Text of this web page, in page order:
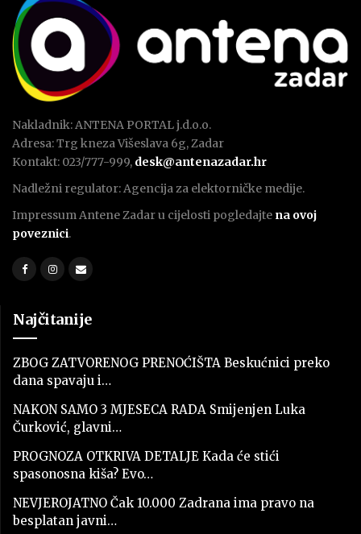
Nakladnik: ANTENA PORTAL j.d.o.o.
Adresa: Trg kneza Višeslava 6g, Zadar
Kontakt: 023/777-999, desk@antenazadar.hr
Nadležni regulator: Agencija za elektorničke medije.
Impressum Antene Zadar u cijelosti pogledajte na ovoj
poveznici.
Najčitanije
ZBOG ZATVORENOG PRENOĆIŠTA Beskućnici preko
dana spavaju i…
NAKON SAMO 3 MJESECA RADA Smijenjen Luka
Čurković, glavni…
PROGNOZA OTKRIVA DETALJE Kada će stići
spasonosna kiša? Evo…
NEVJEROJATNO Čak 10.000 Zadrana ima pravo na
besplatan javni…